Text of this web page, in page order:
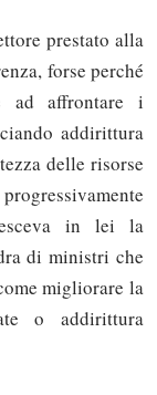
prestato alla
forse perché
ad affrontare i
addirittura
delle risorse
in lei la
di ministri che
migliorare la
o addirittura